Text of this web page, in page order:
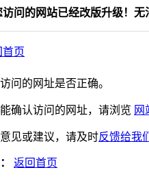
问的网站已经改版升级！
首页
问的网址是否正确。
确认访问的网址，请浏览 网
见或建议，请及时反馈给我
返回首页